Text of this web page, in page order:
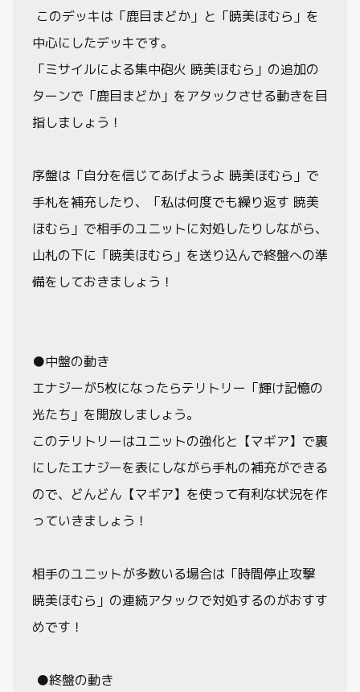
このデッキは「鹿目まどか」と「暁美ほむら」を
中心にしたデッキです。
「ミサイルによる集中砲火 暁美ほむら」の追加の
ターンで「鹿目まどか」をアタックさせる動きを目
指しましょう！
序盤は「自分を信じてあげようよ 暁美ほむら」で
手札を補充したり、「私は何度でも繰り返す 暁美
ほむら」で相手のユニットに対処したりしながら、
山札の下に「暁美ほむら」を送り込んで終盤への準
備をしておきましょう！
●中盤の動き
エナジーが5枚になったらテリトリー「輝け記憶の
光たち」を開放しましょう。
このテリトリーはユニットの強化と【マギア】で裏
にしたエナジーを表にしながら手札の補充ができる
ので、どんどん【マギア】を使って有利な状況を作
っていきましょう！
相手のユニットが多数いる場合は「時間停止攻撃
暁美ほむら」の連続アタックで対処するのがおすす
めです！
●終盤の動き